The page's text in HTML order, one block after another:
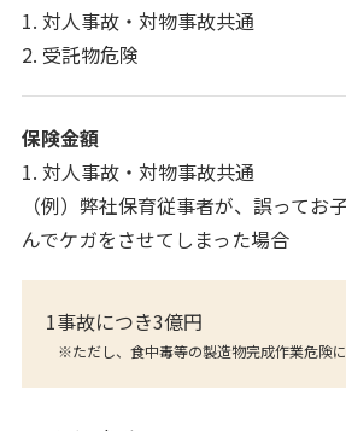
1. 対人事故・対物事故共通
2. 受託物危険
保険金額
1. 対人事故・対物事故共通
（例）弊社保育従事者が、誤ってお
んでケガをさせてしまった場合
1事故につき3億円
※ただし、食中毒等の製造物完成作業危険